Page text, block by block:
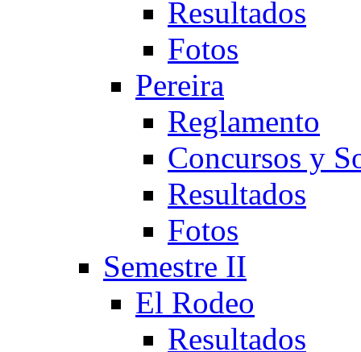
Resultados
Fotos
Pereira
Reglamento
Concursos y
Resultados
Fotos
Semestre II
El Rodeo
Resultados